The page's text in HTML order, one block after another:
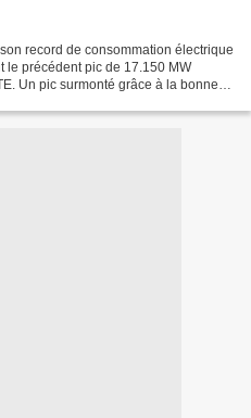
record de consommation électrique
le précédent pic de 17.150 MW
Un pic surmonté grâce à la bonne